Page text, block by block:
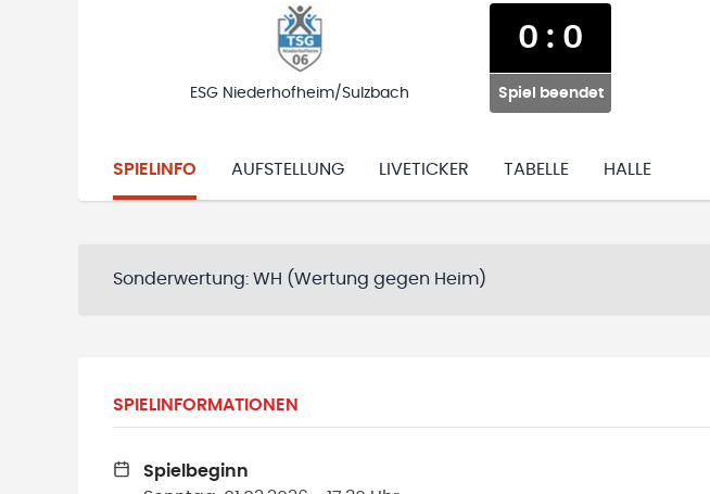
ESG Niederhofheim/Sulzbach
0 : 0
Spiel beendet
SPIELINFO AUFSTELLUNG LIVETICKER TABELLE HALLE
Sonderwertung: WH (Wertung gegen Heim)
SPIELINFORMATIONEN
Spielbeginn